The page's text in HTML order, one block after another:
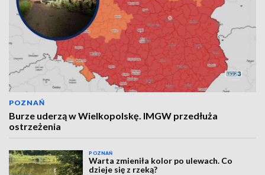
POZNAŃ
Burze uderzą w Wielkopolskę. IMGW przedłuża
ostrzeżenia
POZNAŃ
Warta zmieniła kolor po ulewach. Co
dzieje się z rzeką?